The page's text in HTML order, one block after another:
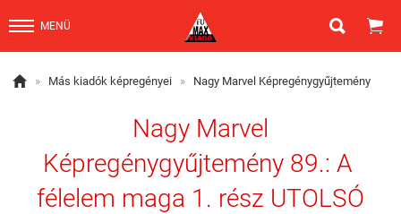
MENÜ  
 » Más kiadók képregényei » Nagy Marvel Képregénygyűjtemény
Nagy Marvel
Képregénygyűjtemény 89.: A ​
félelem maga 1. rész UTOLSÓ